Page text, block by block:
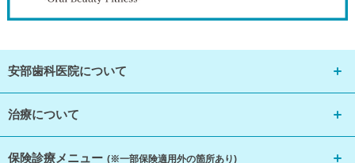
安部歯科医院について
治療について
保険診療メニュー (※一部保険適用外の箇所あり)